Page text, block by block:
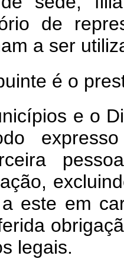
de
a ser
é o
e o
este em
legais.